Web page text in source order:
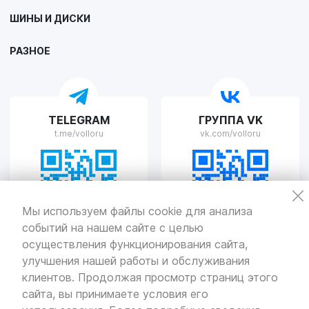
Мы используем файлы cookie для анализа
событий на нашем сайте с целью
осуществления функционирования сайта,
улучшения нашей работы и обслуживания
клиентов. Продолжая просмотр страниц этого
сайта, вы принимаете условия его
г. Липецк, улица Осипенко, д.8
VOLLO Рязань
г. Рязань, улица Островского, д.109/2
Пн-Пт с 9:00 до 20:00, Сб-Вс выходной
VOLLO Тверь
г. Тверь, проспект Николая Корыткова, 17А
Пн-Пт с 9:00 до 19:00 Сб-Вс с 10:00 до 19:00
ШИНЫ И ДИСКИ
РАЗНОЕ
TELEGRAM
t.me/volloru
ГРУППА VK
vk.com/volloru
Политикаконфиденциальности
Разработкаи продвижение — «SeoOlimp»